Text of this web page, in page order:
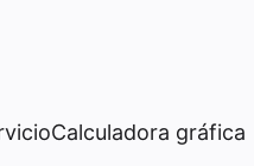
Calculadora gráfica